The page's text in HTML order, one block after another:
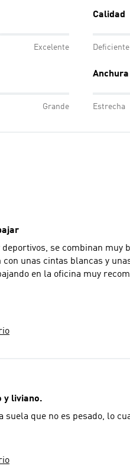
Excelente
Calidad
Deficiente
Grande
Anchura
Estrecha
se combinan muy
unas cintas blancas y
en la oficina muy
y liviano.
suela que no es pesado, lo